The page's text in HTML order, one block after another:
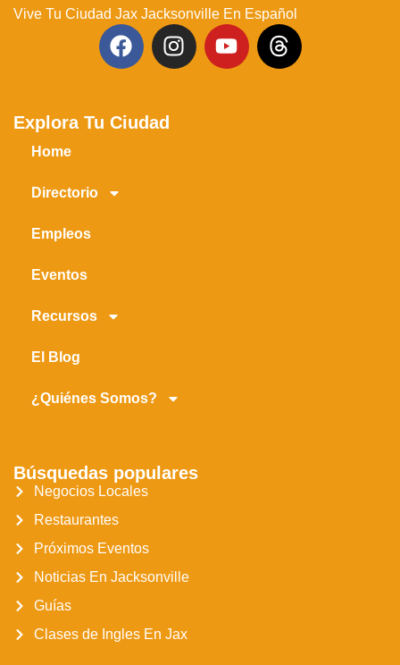
Vive Tu Ciudad Jax Jacksonville En Español
Explora Tu Ciudad
Home
Directorio
Empleos
Eventos
Recursos
El Blog
¿Quiénes Somos?
Búsquedas populares
Negocios Locales
Restaurantes
Próximos Eventos
Noticias En Jacksonville
Guías
Clases de Ingles En Jax